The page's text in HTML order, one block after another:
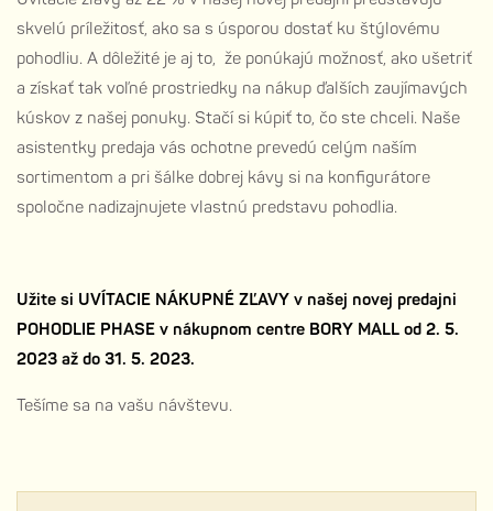
skvelú príležitosť, ako sa s úsporou dostať ku štýlovému
pohodliu. A dôležité je aj to, že ponúkajú možnosť, ako ušetriť
a získať tak voľné prostriedky na nákup ďalších zaujímavých
kúskov z našej ponuky. Stačí si kúpiť to, čo ste chceli. Naše
asistentky predaja vás ochotne prevedú celým naším
sortimentom a pri šálke dobrej kávy si na konfigurátore
spoločne nadizajnujete vlastnú predstavu pohodlia.
Užite si UVÍTACIE NÁKUPNÉ ZĽAVY v našej novej predajni
POHODLIE PHASE v nákupnom centre BORY MALL od 2. 5.
2023 až do 31. 5. 2023.
Tešíme sa na vašu návštevu.